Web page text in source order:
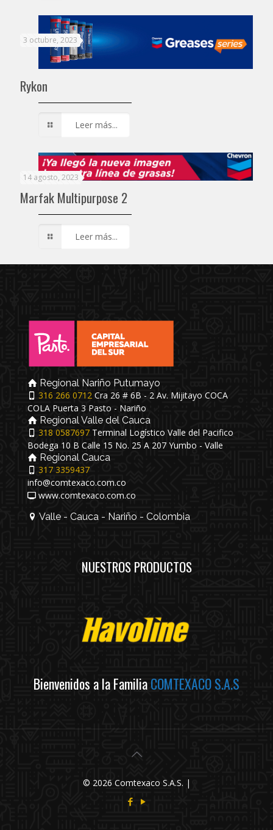
3 octubre, 2023
Rykon
Leer más...
14 agosto, 2023
Marfak Multipurpose 2
Leer más...
Regional Nariño Putumayo
316 266 0712 Cra 26 # 6B - 2 Av. Mijitayo COCA
COLA Puerta 3 Pasto - Nariño
Regional Valle del Cauca
318 0587697 Terminal Logístico Valle del Pacifico
Bodega 10 B Calle 15 No. 25 A 207 Yumbo - Valle
Regional Cauca
317 3359437
info@comtexaco.com.co
www.comtexaco.com.co
Valle - Cauca - Nariño - Colombia
NUESTROS PRODUCTOS
Bienvenidos a la FamiliaCOMTEXACO S.A.S
© 2026 Comtexaco S.A.S. |